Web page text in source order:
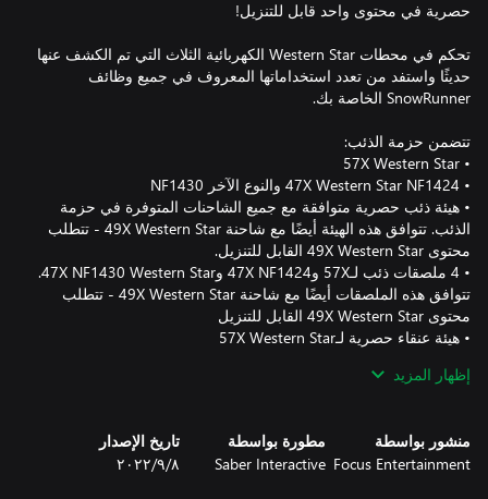
تحكم في محطات Western Star الكهربائية الثلاث التي تم الكشف عنها
حديثًا واستفد من تعدد استخداماتها المعروف في جميع وظائف
• هيئة ذئب حصرية متوافقة مع جميع الشاحنات المتوفرة في حزمة
الذئب. تتوافق هذه الهيئة أيضًا مع شاحنة 49X Western Star - تتطلب
• 4 ملصقات ذئب لـ57X و47X NF1424 و47X NF1430 Western Star.
تتوافق هذه الملصقات أيضًا مع شاحنة 49X Western Star - تتطلب
Star ليست ضمن تذكرة العام الأول أو تذكرة العام الثاني.
إظهار المزيد
منشور بواسطة
Focus Entertainment
مطورة بواسطة
Saber Interactive
تاريخ الإصدار
٨‏/٩‏/٢٠٢٢